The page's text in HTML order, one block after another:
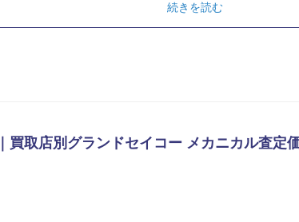
続きを読む
買取店別グランドセイコー メカニカル査定